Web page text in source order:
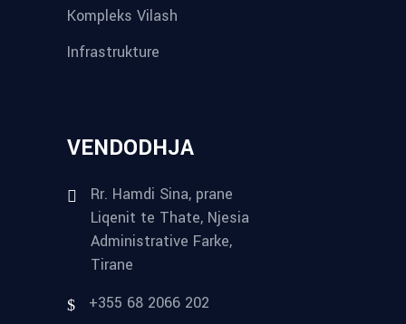
Kompleks Vilash
Infrastrukture
VENDODHJA
Rr. Hamdi Sina, prane
Liqenit te Thate, Njesia
Administrative Farke,
Tirane
+355 68 2066 202